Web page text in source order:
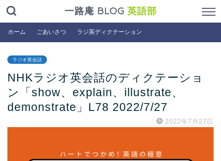
一路庵 BLOG 英語部
ホーム ごあいさつ ラジ英ディクテーション
ラジオ英会話
NHKラジオ英会話のディクテーショ
ン「show、explain、illustrate、
demonstrate」L78 2022/7/27
2022年7月27日